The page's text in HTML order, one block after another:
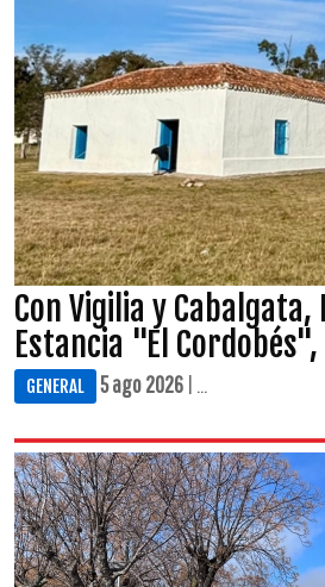
Con Vigilia y
Estancia "El
GENERAL 5 ago 2026 | ...